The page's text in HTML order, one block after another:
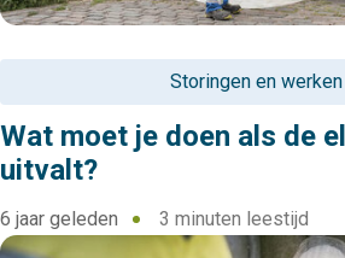
Storingen en werken
Wat moet je doen als de
uitvalt?
6 jaar geleden 3 minuten leestijd